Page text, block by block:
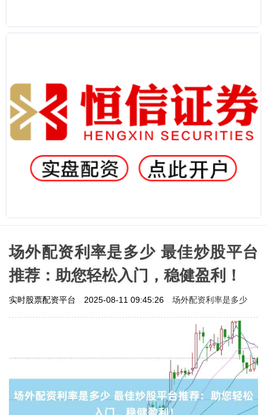
场外配资利率是多少 最佳炒股平台
推荐：助您轻松入门，稳健盈利！
实时股票配资平台 2025-08-11 09:45:26 场外配资利率是多少